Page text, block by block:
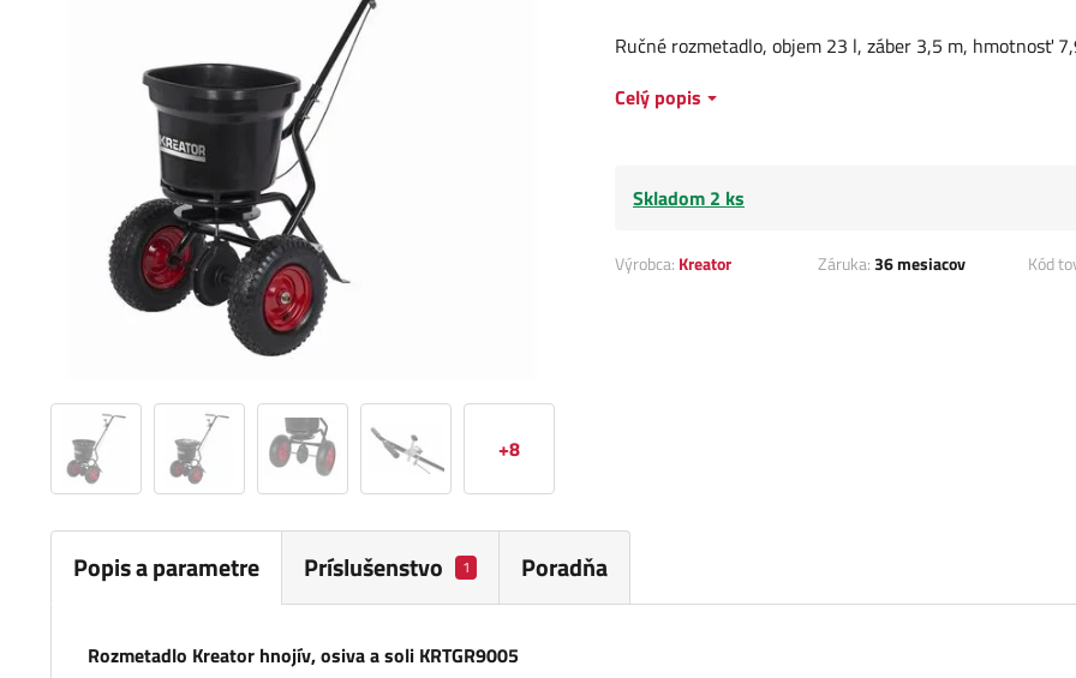
+8
Ručné rozmetadlo, objem 23 l, záber 3,5 m, hmotnosť
Celý popis
Skladom 2 ks
Výrobca: Kreator Záruka:36 mesiacov Kód
Popis a parametre Príslušenstvo 1 Poradňa
Rozmetadlo Kreator hnojív, osiva a soli KRTGR9005